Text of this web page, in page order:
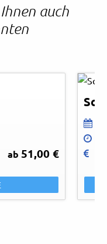
auch
ab 51,00 €